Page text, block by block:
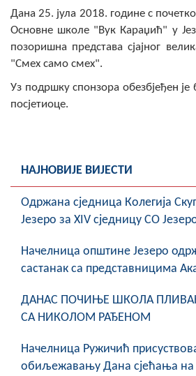
Скупштинско вијеће
Састав Скупштине
Службени Гласници
Вијести
Активности
Обавјештења
Заштита од пожара
Геоистраживања
Дана 25. јула 2018. године с
Основне школе "Вук Караџић" у
позоришна представа сјајног
"Смех само смех".
Уз подршку спонзора обезбјеђен је
посјетиоце.
НАЈНОВИЈЕ ВИЈЕСТИ
Oдржана сједница Колегија
Језеро за XIV сједницу СО
Начелница општине Језеро
састанак са представницима
ДАНАС ПОЧИЊЕ ШКОЛА
СА НИКОЛОМ РАЂЕНОМ
Начелница Ружичић
обиљежавању Дана сјећања на